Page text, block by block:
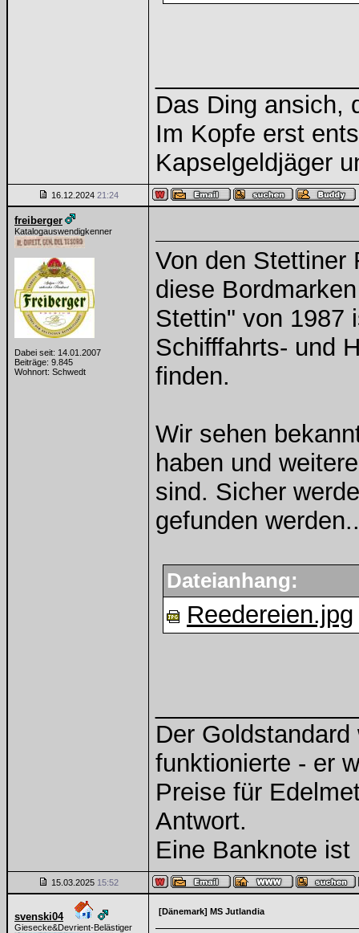
Das Ding ansich,
Im Kopfe erst
Kapselgeldjäger
16.12.2024 21:24
freiberger
Katalogauswendigkenner
Dabei seit: 14.01.2007
Beiträge: 9.845
Wohnort: Schwedt
Von den Stettiner
diese
Stettin" von 1987
Schifffahrts- und
finden.
Wir sehen
haben und
sind. Sicher
gefunden
Dateianhang:
Reedereien.jpg
Der
funktionierte - er
Preise für
Antwort.
Eine Banknote
15.03.2025 15:52
svenski04
Giesecke&Devrient-Belästiger
[Dänemark] MS Jutlandia